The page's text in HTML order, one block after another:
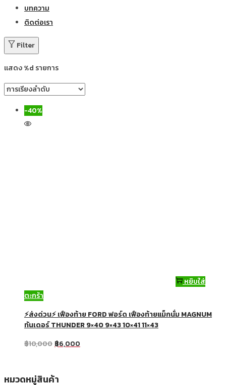
บทความ
ติดต่อเรา
Filter
แสดง %d รายการ
-40%
หยิบใส่
ตะกร้า
⚡ส่งด่วน⚡ เฟืองท้าย FORD ฟอร์ด เฟืองท้ายแม็กนั่ม MAGNUM
ทันเดอร์ THUNDER 9×40 9×43 10×41 11×43
฿10,000฿6,000
หมวดหมู่สินค้า